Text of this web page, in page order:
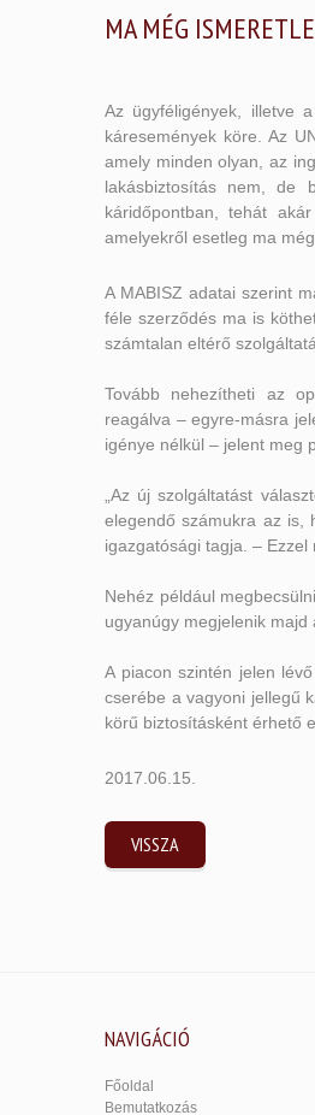
MA MÉG
Az ügyféligények, illetve
káresemények köre. Az
amely minden olyan, az
lakásbiztosítás nem, de
káridőpontban, tehát
amelyekről esetleg ma
A MABISZ adatai szerint
féle szerződés ma is
számtalan eltérő
Tovább nehezítheti az
reagálva – egyre-másra
igénye nélkül – jelent meg
„Az új szolgáltatást
elegendő számukra az is,
igazgatósági tagja. –
Nehéz például
ugyanúgy megjelenik
A piacon szintén jelen
cserébe a vagyoni jellegű
körű biztosításként érhető
2017.06.15.
VISSZA
NAVIGÁCIÓ
Főoldal
Bemutatkozás